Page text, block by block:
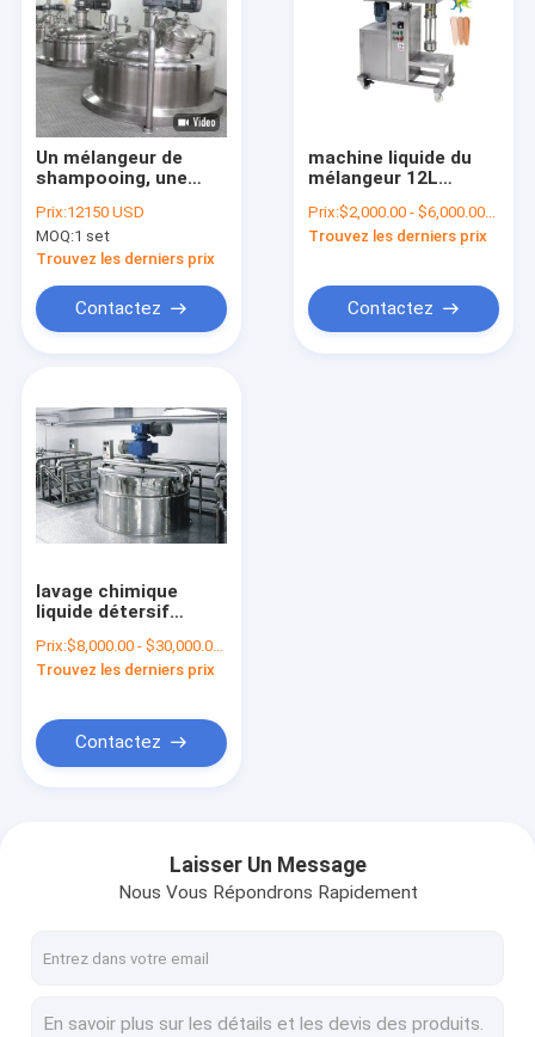
Produits
VR Show
Au sujet de nous
Contactez-nous
Demandez une citation
Mélangeur d'émulsifiant de homogénisateur
Un mélangeur de
shampooing, une
le shampooing, une
cuve de mélange du
shampooing.
Prix:12150 USD
MOQ:1 set
Trouvez les derniers prix
Contactez
machine liquide du
mélangeur 12L
mélangeur détersif
liquide Moulin de
Prix:$2,000.00 - $6,000.00/Sets
Trouvez les derniers prix
Contactez
lavage chimique
liquide détersif
malaxeur de
mélangeur de 65rpm
Prix:$8,000.00 - $30,000.00/Sets
Trouvez les derniers prix
Contactez
Laisser Un Message
Nous Vous Répondrons Rapidement